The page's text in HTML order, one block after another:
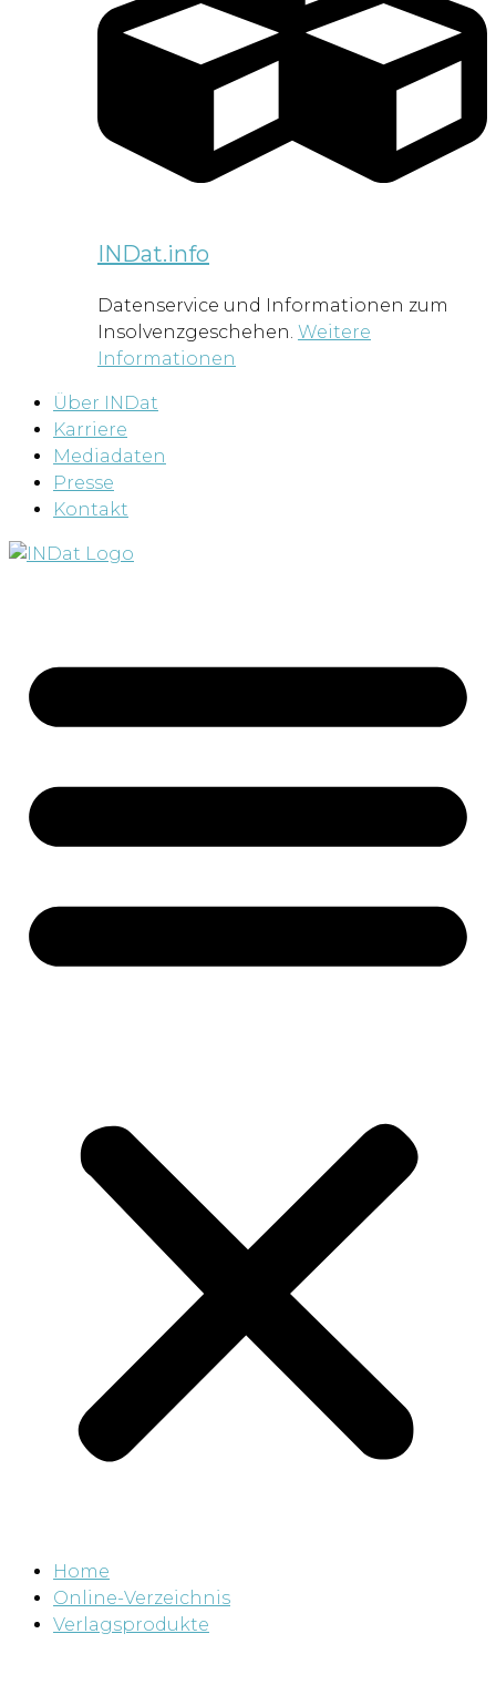
INDat.info
Datenservice und Informationen zum
Insolvenzgeschehen. Weitere
Informationen
Über INDat
Karriere
Mediadaten
Presse
Kontakt
Home
Online-Verzeichnis
Verlagsprodukte